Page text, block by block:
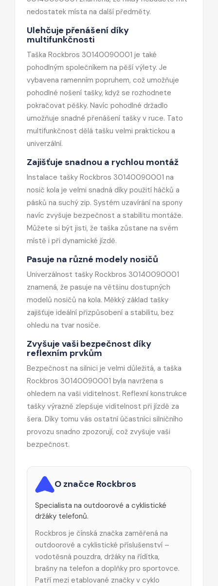
nedostatek místa na další předměty.
Ulehčuje přenášení díky
multifunkčnosti
Taška Rockbros 30140090001 je také
pohodlným společníkem na pěší výlety. Je
vybavena ramenním popruhem, což umožňuje
pohodlné nošení tašky, když se rozhodnete
pokračovat pěšky. Navíc pohodlné držadlo
umožňuje snadné přenášení tašky v ruce. Tato
multifunkčnost dělá tašku velmi praktickou a
univerzální.
Zajišťuje snadnou a rychlou montáž
Instalace tašky Rockbros 30140090001 na
nosič kola je velmi snadná díky použití háčků a
pásků na suchý zip. Systém uzavírání na spony
navíc zvyšuje bezpečnost a stabilitu montáže.
Můžete si být jisti, že taška zůstane na svém
místě i při dynamické jízdě.
Pasuje na různé modely nosičů
Univerzálnost tašky Rockbros 30140090001
znamená, že pasuje na většinu dostupných
modelů nosičů na kola. Měkký základ tašky
zajišťuje ideální přizpůsobení a stabilitu, bez
ohledu na tvar nosiče.
Zvyšuje vaši bezpečnost díky
reflexním prvkům
Bezpečnost na silnici je velmi důležitá, a taška
Rockbros 30140090001 byla navržena s
ohledem na vaši viditelnost. Reflexní konstrukce
tašky výrazně zlepšuje viditelnost při jízdě za
šera. Díky tomu vás ostatní účastníci silničního
provozu snadno zpozorují, což zvyšuje vaši
bezpečnost.
O značce Rockbros
Specialista na outdoorové a cyklistické
držáky telefonů.
Rockbros je čínská značka zaměřená na
outdoorové a cyklistické příslušenství –
vodotěsná pouzdra, držáky na řídítka,
brašny na telefon a doplňky pro sportovce.
Patří mezi etablované značky v cyklo